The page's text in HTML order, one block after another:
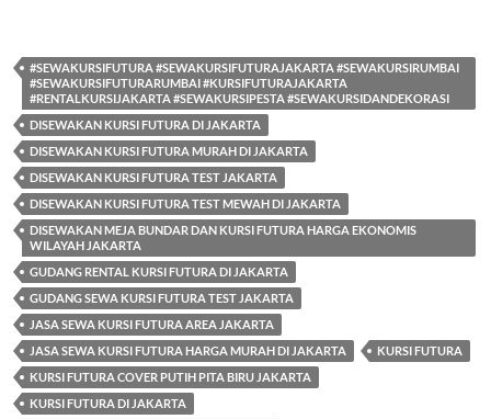
#SEWAKURSIFUTURA #SEWAKURSIFUTURAJAKARTA #SEWAKURSIRUMBAI
#SEWAKURSIFUTURARUMBAI #KURSIFUTURAJAKARTA
#RENTALKURSIJAKARTA #SEWAKURSIPESTA #SEWAKURSIDANDEKORASI
DISEWAKAN KURSI FUTURA DI JAKARTA
DISEWAKAN KURSI FUTURA MURAH DI JAKARTA
DISEWAKAN KURSI FUTURA TEST JAKARTA
DISEWAKAN KURSI FUTURA TEST MEWAH DI JAKARTA
DISEWAKAN MEJA BUNDAR DAN KURSI FUTURA HARGA EKONOMIS
WILAYAH JAKARTA
GUDANG RENTAL KURSI FUTURA DI JAKARTA
GUDANG SEWA KURSI FUTURA TEST JAKARTA
JASA SEWA KURSI FUTURA AREA JAKARTA
JASA SEWA KURSI FUTURA HARGA MURAH DI JAKARTA
KURSI FUTURA
KURSI FUTURA COVER PUTIH PITA BIRU JAKARTA
KURSI FUTURA DI JAKARTA